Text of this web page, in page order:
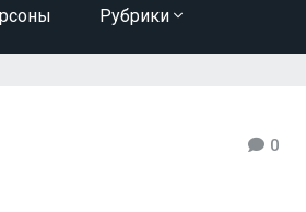
Рубрики
0